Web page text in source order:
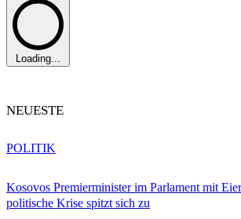
Loading...
NEUESTE
Kosovos Premierminister im Parlament mit
politische Krise spitzt sich zu
POLITIK